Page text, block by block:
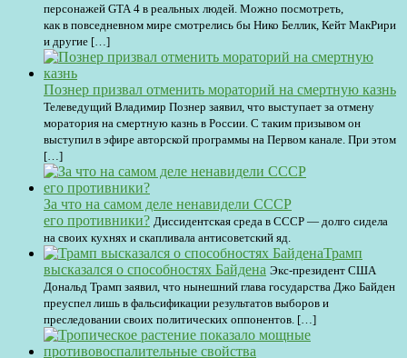
персонажей GTA 4 в реальных людей. Можно посмотреть,
как в повседневном мире смотрелись бы Нико Беллик, Кейт МакРири
и другие […]
Познер призвал отменить мораторий на смертную казнь
Телеведущий Владимир Познер заявил, что выступает за отмену
моратория на смертную казнь в России. С таким призывом он
выступил в эфире авторской программы на Первом канале. При этом
[…]
За что на самом деле ненавидели СССР
его противники? Диссидентская среда в СССР — долго сидела
на своих кухнях и скапливала антисоветский яд.
Трамп
высказался о способностях Байдена Экс-президент США
Дональд Трамп заявил, что нынешний глава государства Джо Байден
преуспел лишь в фальсификации результатов выборов и
преследовании своих политических оппонентов. […]